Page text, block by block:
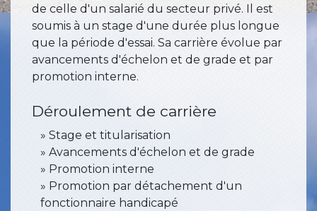
de celle d'un salarié du secteur privé. Il est
soumis à un stage d'une durée plus longue
que la période d'essai. Sa carrière évolue par
avancements d'échelon et de grade et par
promotion interne.
Déroulement de carrière
Stage et titularisation
Avancements d'échelon et de grade
Promotion interne
Promotion par détachement d'un
fonctionnaire handicapé